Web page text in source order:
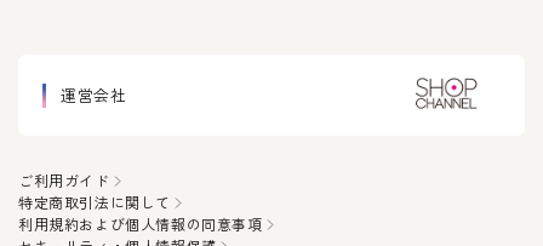
運営会社
ご利用ガイド
特定商取引法に関して
利用規約および個人情報の同意事項